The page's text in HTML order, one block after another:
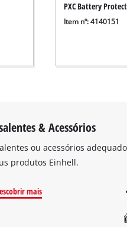
PXC Battery
Item nº: 4140151
& Acessórios
ou acessórios
produtos Einhell.
mais